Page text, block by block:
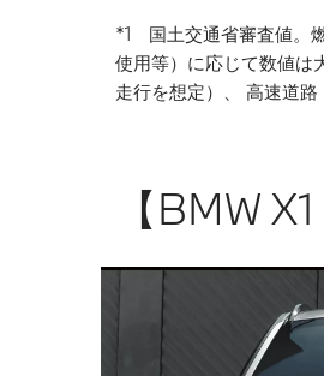
*1 国土交通省審査値。
使用等）に応じて数値は
走行を想定）、 高速道
【BMW